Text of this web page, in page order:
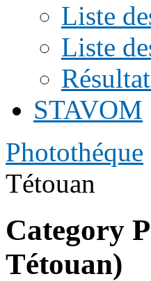
Liste
Liste
STAVOM
Photothéque
Tétouan
Category
Tétouan)